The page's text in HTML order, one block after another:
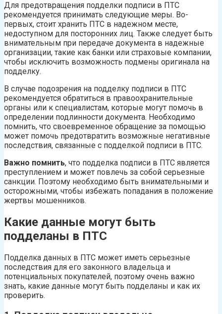
Для предотвращения подделки подписи в ПТС
рекомендуется принимать следующие меры. Во-
первых, стоит хранить ПТС в надежном месте,
недоступном для посторонних лиц. Также следует быть
внимательным при передаче документа в надежные
организации, такие как банки или страховые компании,
чтобы исключить возможность подмены оригинала на
подделку.
В случае подозрения на подделку подписи в ПТС
рекомендуется обратиться в правоохранительные
органы или к специалистам, которые могут помочь в
определении подлинности документа. Необходимо
помнить, что своевременное обращение за помощью
может помочь предотвратить возможные негативные
последствия, связанные с подделкой подписи в ПТС.
Важно помнить, что подделка подписи в ПТС является
преступлением и может повлечь за собой серьезные
санкции. Поэтому необходимо быть внимательными и
осторожными, чтобы избежать попадания в положение
жертвы мошенников.
Какие данные могут быть
подделаны в ПТС
Подделка данных в ПТС может иметь серьезные
последствия для его законного владельца и
потенциальных покупателей, поэтому очень важно
знать, какие данные могут быть подделаны и как их
проверить.